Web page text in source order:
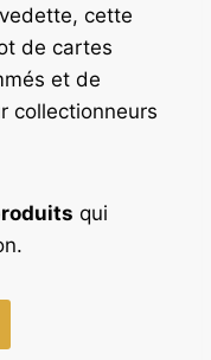
cette
de cartes
et de
collectionneurs
qui